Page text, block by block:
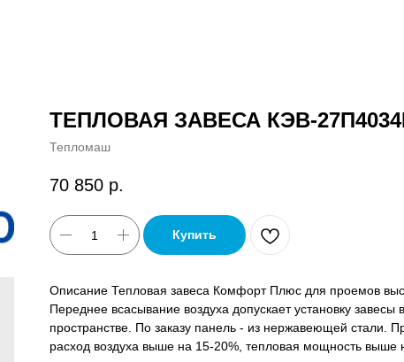
ТЕПЛОВАЯ ЗАВЕСА КЭВ-
Тепломаш
70 850 р.
Купить
Описание Тепловая завеса Комфорт Плюс для проемов
Переднее всасывание воздуха допускает установку завесы
пространстве. По заказу панель - из нержавеющей стали.
расход воздуха выше на 15-20%, тепловая мощность выше